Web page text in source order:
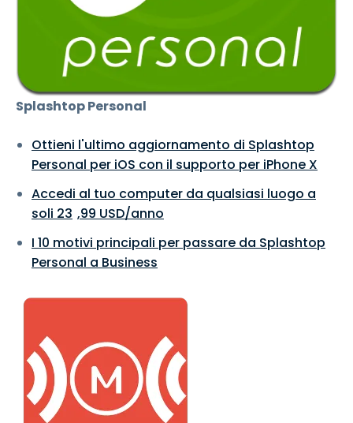
Splashtop Personal
Ottieni l'ultimo aggiornamento di Splashtop
Personal per iOS con il supporto per iPhone X
Accedi al tuo computer da qualsiasi luogo a
soli 23 ,99 USD/anno
I 10 motivi principali per passare da Splashtop
Personal a Business